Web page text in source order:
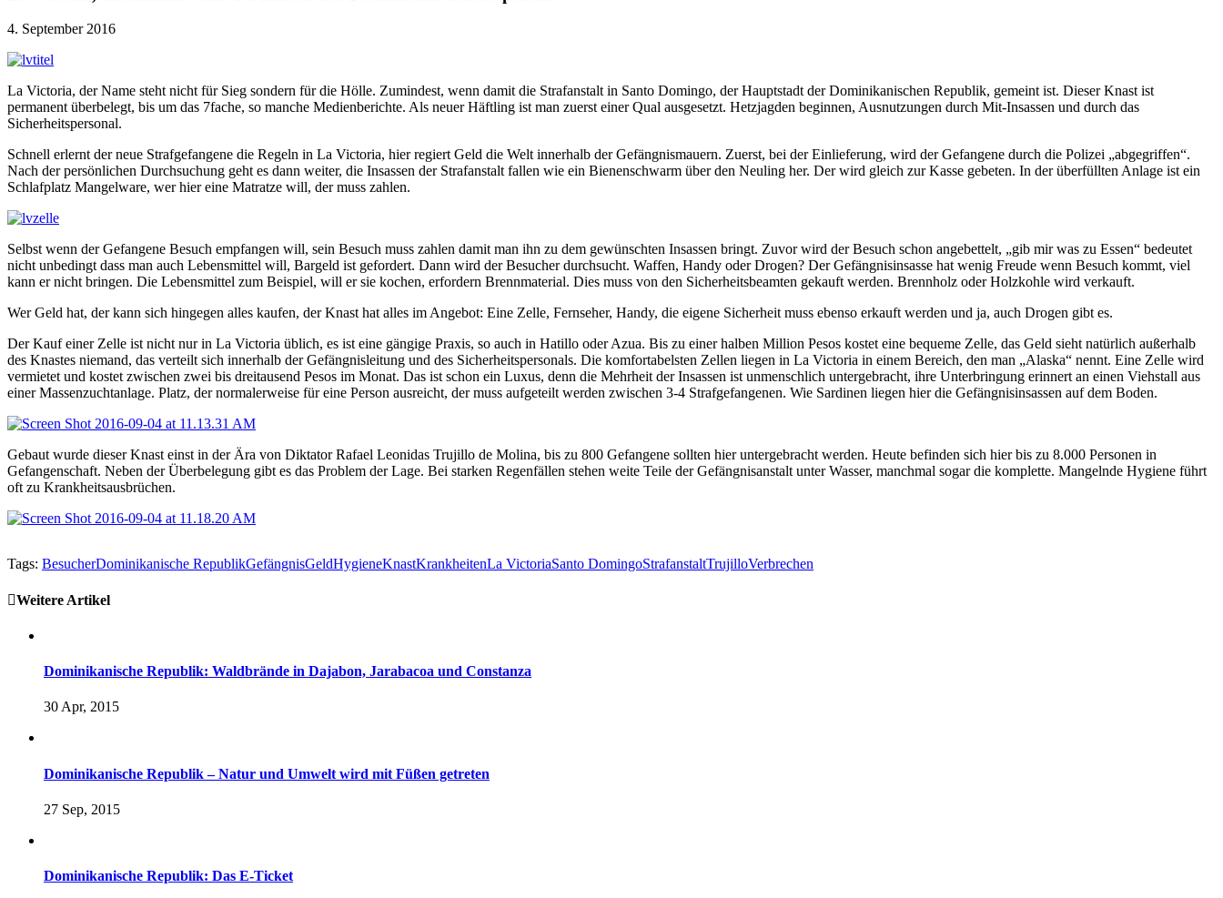
4. September 2016
La Victoria, der Name steht nicht für Sieg sondern für die Hölle. Zumindest, wenn damit die Strafanstalt in Santo Domingo, der Hauptstadt der Dominikanischen Republik, gemeint ist. Dieser Knast ist
permanent überbelegt, bis um das 7fache, so manche Medienberichte. Als neuer Häftling ist man zuerst einer Qual ausgesetzt. Hetzjagden beginnen, Ausnutzungen durch Mit-Insassen und durch das
Sicherheitspersonal.
Schnell erlernt der neue Strafgefangene die Regeln in La Victoria, hier regiert Geld die Welt innerhalb der Gefängnismauern. Zuerst, bei der Einlieferung, wird der Gefangene durch die Polizei „abgegriffen“.
Nach der persönlichen Durchsuchung geht es dann weiter, die Insassen der Strafanstalt fallen wie ein Bienenschwarm über den Neuling her. Der wird gleich zur Kasse gebeten. In der überfüllten Anlage ist ein
Schlafplatz Mangelware, wer hier eine Matratze will, der muss zahlen.
Selbst wenn der Gefangene Besuch empfangen will, sein Besuch muss zahlen damit man ihn zu dem gewünschten Insassen bringt. Zuvor wird der Besuch schon angebettelt, „gib mir was zu Essen“ bedeutet
nicht unbedingt dass man auch Lebensmittel will, Bargeld ist gefordert. Dann wird der Besucher durchsucht. Waffen, Handy oder Drogen? Der Gefängnisinsasse hat wenig Freude wenn Besuch kommt, viel
kann er nicht bringen. Die Lebensmittel zum Beispiel, will er sie kochen, erfordern Brennmaterial. Dies muss von den Sicherheitsbeamten gekauft werden. Brennholz oder Holzkohle wird verkauft.
Wer Geld hat, der kann sich hingegen alles kaufen, der Knast hat alles im Angebot: Eine Zelle, Fernseher, Handy, die eigene Sicherheit muss ebenso erkauft werden und ja, auch Drogen gibt es.
Der Kauf einer Zelle ist nicht nur in La Victoria üblich, es ist eine gängige Praxis, so auch in Hatillo oder Azua. Bis zu einer halben Million Pesos kostet eine bequeme Zelle, das Geld sieht natürlich außerhalb
des Knastes niemand, das verteilt sich innerhalb der Gefängnisleitung und des Sicherheitspersonals. Die komfortabelsten Zellen liegen in La Victoria in einem Bereich, den man „Alaska“ nennt. Eine Zelle wird
vermietet und kostet zwischen zwei bis dreitausend Pesos im Monat. Das ist schon ein Luxus, denn die Mehrheit der Insassen ist unmenschlich untergebracht, ihre Unterbringung erinnert an einen Viehstall aus
einer Massenzuchtanlage. Platz, der normalerweise für eine Person ausreicht, der muss aufgeteilt werden zwischen 3-4 Strafgefangenen. Wie Sardinen liegen hier die Gefängnisinsassen auf dem Boden.
Gebaut wurde dieser Knast einst in der Ära von Diktator Rafael Leonidas Trujillo de Molina, bis zu 800 Gefangene sollten hier untergebracht werden. Heute befinden sich hier bis zu 8.000 Personen in
Gefangenschaft. Neben der Überbelegung gibt es das Problem der Lage. Bei starken Regenfällen stehen weite Teile der Gefängnisanstalt unter Wasser, manchmal sogar die komplette. Mangelnde Hygiene führt
oft zu Krankheitsausbrüchen.
Tags: BesucherDominikanische RepublikGefängnisGeldHygieneKnastKrankheitenLa VictoriaSanto DomingoStrafanstaltTrujilloVerbrechen
Weitere Artikel
Dominikanische Republik: Waldbrände in Dajabon, Jarabacoa und Constanza
30 Apr, 2015
Dominikanische Republik – Natur und Umwelt wird mit Füßen getreten
27 Sep, 2015
Dominikanische Republik: Das E-Ticket